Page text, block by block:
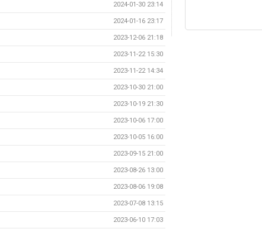
2024-01-30 23:14
2024-01-16 23:17
2023-12-06 21:18
2023-11-22 15:30
2023-11-22 14:34
2023-10-30 21:00
2023-10-19 21:30
2023-10-06 17:00
2023-10-05 16:00
2023-09-15 21:00
2023-08-26 13:00
2023-08-06 19:08
2023-07-08 13:15
2023-06-10 17:03